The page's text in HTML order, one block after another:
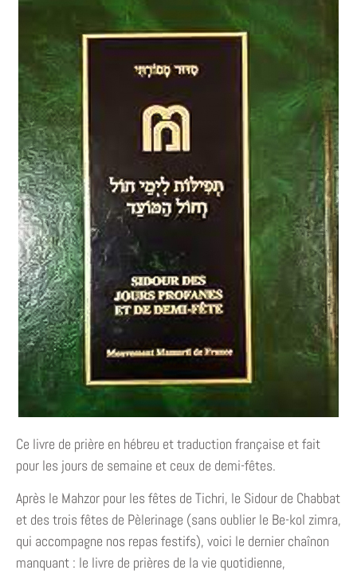
Ce livre de prière en hébreu et traduction française et fait
pour les jours de semaine et ceux de demi-fêtes.
Après le Mahzor pour les fêtes de Tichri, le Sidour de Chabbat
et des trois fêtes de Pèlerinage (sans oublier le Be-kol zimra,
qui accompagne nos repas festifs), voici le dernier chaînon
manquant : le livre de prières de la vie quotidienne,